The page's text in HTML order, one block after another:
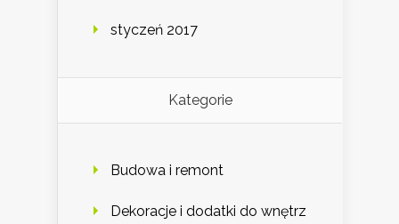
styczeń 2017
Kategorie
Budowa i remont
Dekoracje i dodatki do wnętrz